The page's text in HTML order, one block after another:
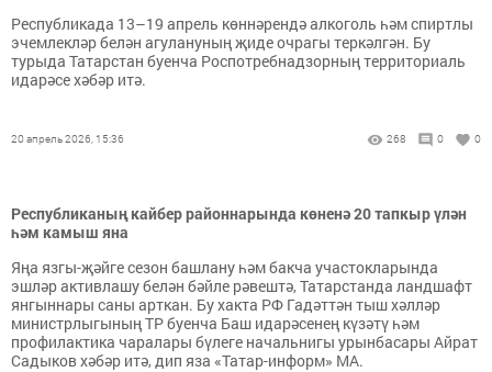
Республикада 13–19 апрель көннәрендә алкоголь һәм спиртлы
эчемлекләр белән агулануның җиде очрагы теркәлгән. Бу
турыда Татарстан буенча Роспотребнадзорның территориаль
идарәсе хәбәр итә.
20 апрель 2026, 15:36 268 0 0
Республиканың кайбер районнарында көненә 20 тапкыр үлән
һәм камыш яна
Яңа язгы-җәйге сезон башлану һәм бакча участокларында
эшләр активлашу белән бәйле рәвештә, Татарстанда ландшафт
янгыннары саны арткан. Бу хакта РФ Гадәттән тыш хәлләр
министрлыгының ТР буенча Баш идарәсенең күзәтү һәм
профилактика чаралары бүлеге начальнигы урынбасары Айрат
Садыков хәбәр итә, дип яза «Татар-информ» МА.